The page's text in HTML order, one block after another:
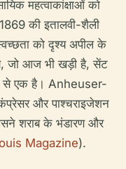
महत्वाकांक्षाओं को
की इतालवी-शैली
को दृश्य अपील के
जो आज भी खड़ी है, सेंट
में से एक है। Anheuser-
और पाश्चराइजेशन
शराब के भंडारण और
Magazine).